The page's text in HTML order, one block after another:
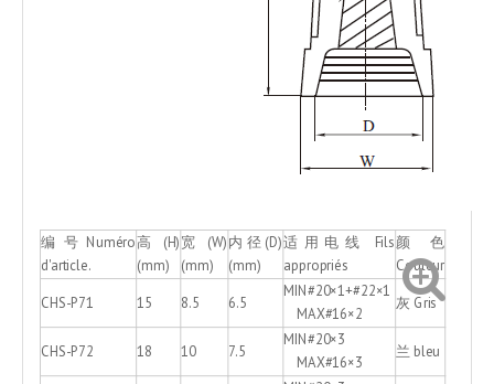
编 号 Numéro
d'article.
高(H)
(mm)
宽(W)
(mm)
内径(D)
(mm)
适用电线 Fils
appropriés
颜色
Couleur
CHS-P71
15 8.5 6.5
MIN#20×1+#22×1
MAX#16×2
灰 Gris
CHS-P72 18 10 7.5
MIN#20×3
MAX#16×3
兰 bleu